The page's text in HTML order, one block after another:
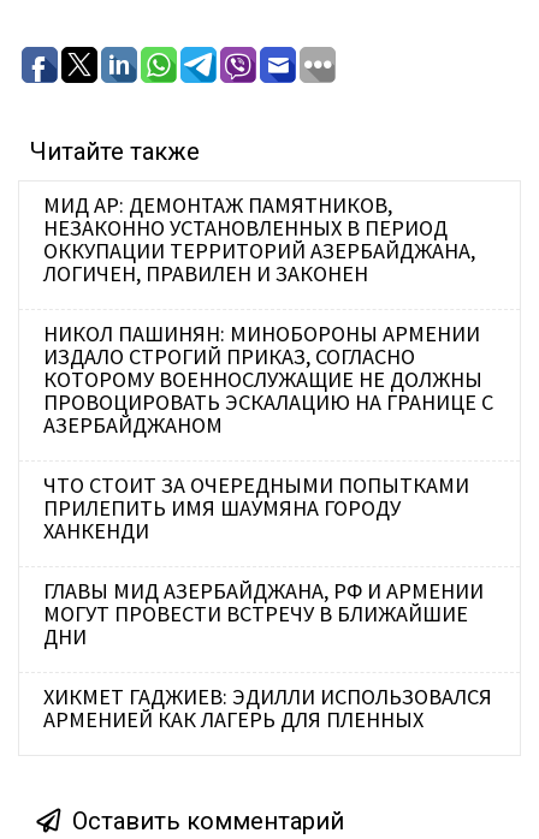
Читайте также
МИД АР: ДЕМОНТАЖ ПАМЯТНИКОВ,
НЕЗАКОННО УСТАНОВЛЕННЫХ В ПЕРИОД
ОККУПАЦИИ ТЕРРИТОРИЙ АЗЕРБАЙДЖАНА,
ЛОГИЧЕН, ПРАВИЛЕН И ЗАКОНЕН
НИКОЛ ПАШИНЯН: МИНОБОРОНЫ АРМЕНИИ
ИЗДАЛО СТРОГИЙ ПРИКАЗ, СОГЛАСНО
КОТОРОМУ ВОЕННОСЛУЖАЩИЕ НЕ ДОЛЖНЫ
ПРОВОЦИРОВАТЬ ЭСКАЛАЦИЮ НА ГРАНИЦЕ С
АЗЕРБАЙДЖАНОМ
ЧТО СТОИТ ЗА ОЧЕРЕДНЫМИ ПОПЫТКАМИ
ПРИЛЕПИТЬ ИМЯ ШАУМЯНА ГОРОДУ
ХАНКЕНДИ
ГЛАВЫ МИД АЗЕРБАЙДЖАНА, РФ И АРМЕНИИ
МОГУТ ПРОВЕСТИ ВСТРЕЧУ В БЛИЖАЙШИЕ
ДНИ
ХИКМЕТ ГАДЖИЕВ: ЭДИЛЛИ ИСПОЛЬЗОВАЛСЯ
АРМЕНИЕЙ КАК ЛАГЕРЬ ДЛЯ ПЛЕННЫХ
Оставить комментарий